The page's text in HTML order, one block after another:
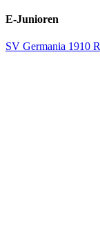
E-Junioren
SV Germania 1910